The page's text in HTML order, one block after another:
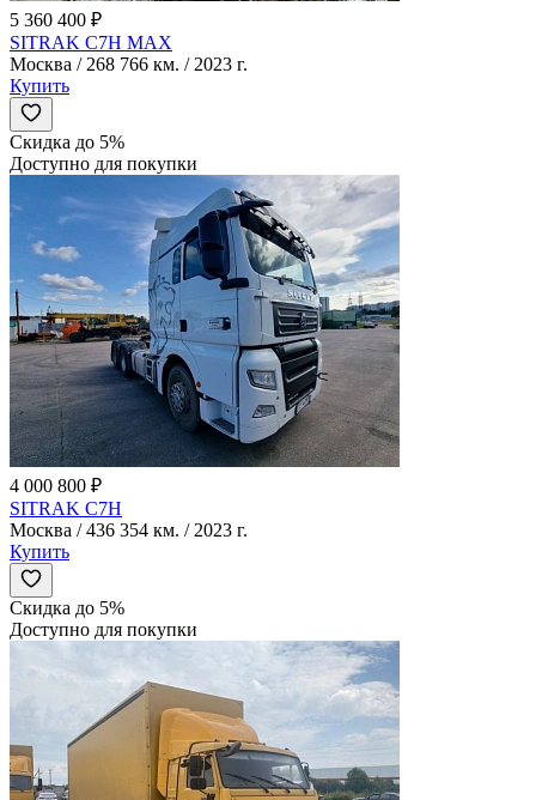
5 360 400 ₽
SITRAK C7H MAX
Москва / 268 766 км. / 2023 г.
Купить
Скидка до 5%
Доступно для покупки
4 000 800 ₽
SITRAK C7H
Москва / 436 354 км. / 2023 г.
Купить
Скидка до 5%
Доступно для покупки